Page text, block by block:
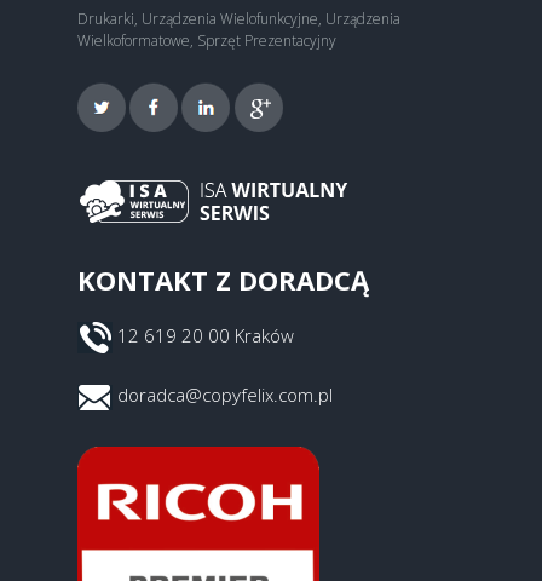
Drukarki, Urządzenia Wielofunkcyjne, Urządzenia
Wielkoformatowe, Sprzęt Prezentacyjny
KONTAKT Z DORADCĄ
12 619 20 00 Kraków
doradca@copyfelix.com.pl